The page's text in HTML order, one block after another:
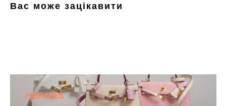
Вас може зацікавити
HERMES